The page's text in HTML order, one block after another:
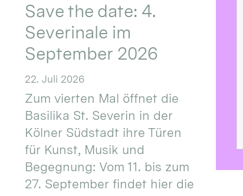
Save the date: 4.
Severinale im
September 2026
22. Juli 2026
Zum vierten Mal öffnet die
Basilika St. Severin in der
Kölner Südstadt ihre Türen
für Kunst, Musik und
Begegnung: Vom 11. bis zum
27. September findet hier die